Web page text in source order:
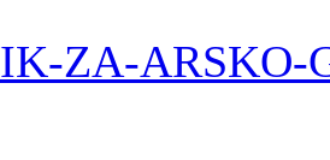
ZA-ARSKO-